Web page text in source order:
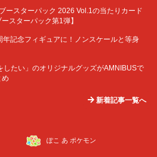
ースターパック 2026 Vol.1の当たりカード
スターパック第1弾】
年記念フィギュアに！ノンスケールと等身
したい」のオリジナルグッズがAMNIBUSで
め
新着記事一覧へ
ぽこ あ ポケモン